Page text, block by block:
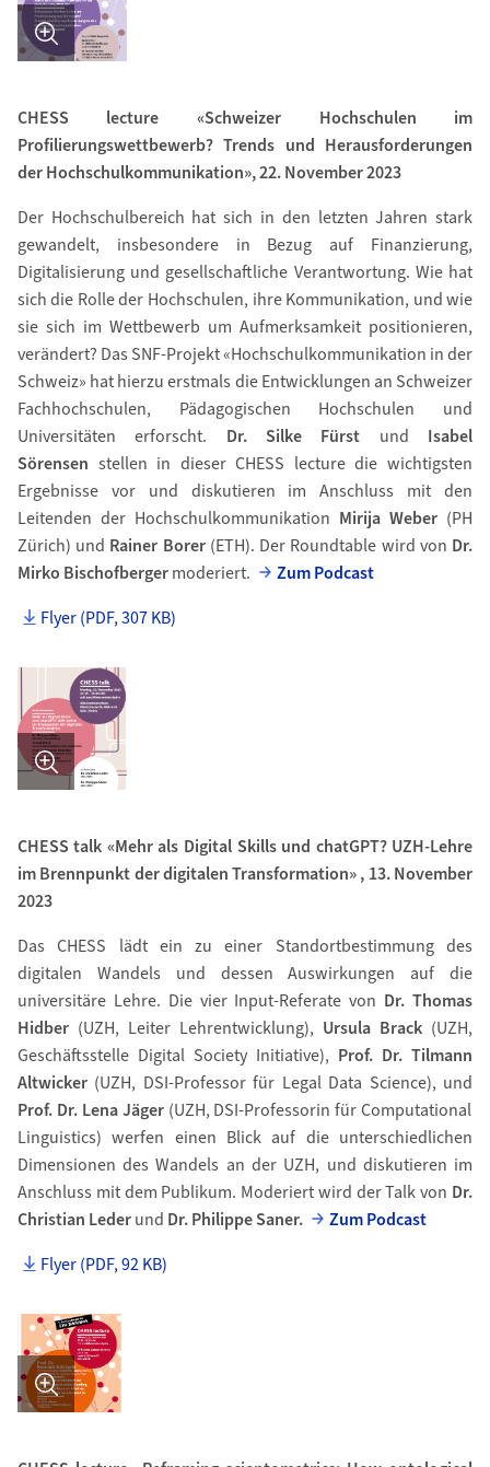
CHESS lecture «Schweizer Hochschulen im
Profilierungswettbewerb? Trends und Herausforderungen
der Hochschulkommunikation», 22. November 2023
Der Hochschulbereich hat sich in den letzten Jahren stark
gewandelt, insbesondere in Bezug auf Finanzierung,
Digitalisierung und gesellschaftliche Verantwortung. Wie hat
sich die Rolle der Hochschulen, ihre Kommunikation, und wie
sie sich im Wettbewerb um Aufmerksamkeit positionieren,
verändert? Das SNF-Projekt «Hochschulkommunikation in der
Schweiz» hat hierzu erstmals die Entwicklungen an Schweizer
Fachhochschulen, Pädagogischen Hochschulen und
Universitäten erforscht. Dr. Silke Fürst und Isabel
Sörensen stellen in dieser CHESS lecture die wichtigsten
Ergebnisse vor und diskutieren im Anschluss mit den
Leitenden der Hochschulkommunikation Mirija Weber (PH
Zürich) und Rainer Borer (ETH). Der Roundtable wird von Dr.
Mirko Bischofbergermoderiert.
Zum Podcast
Flyer (PDF, 307 KB)
Bild in Detailansicht �ffnen
CHESS talk «Mehr als Digital Skills und chatGPT? UZH-Lehre
im Brennpunkt der digitalen Transformation» , 13. November
2023
Das CHESS lädt ein zu einer Standortbestimmung des
digitalen Wandels und dessen Auswirkungen auf die
universitäre Lehre. Die vier Input-Referate von Dr. Thomas
Hidber (UZH, Leiter Lehrentwicklung), Ursula Brack (UZH,
Geschäftsstelle Digital Society Initiative), Prof. Dr. Tilmann
Altwicker(UZH, DSI-Professor für Legal Data Science), und
Prof. Dr. Lena Jäger(UZH, DSI-Professorin für Computational
Linguistics) werfen einen Blick auf die unterschiedlichen
Dimensionen des Wandels an der UZH, und diskutieren im
Anschluss mit dem Publikum. Moderiert wird der Talk von Dr.
Christian Lederund Dr. Philippe Saner.
Zum Podcast
Flyer (PDF, 92 KB)
Bild in Detailansicht �ffnen